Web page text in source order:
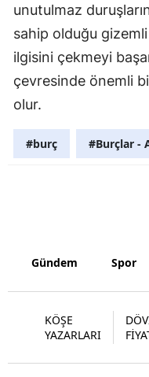
unutulmaz
sahip olduğu
ilgisini çekmeyi
çevresinde önemli
olur.
#burç #Burçlar -
Gündem Spor
KÖŞE
YAZARLARI